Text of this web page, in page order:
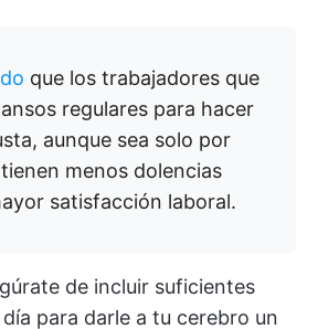
que los trabajadores que
regulares para hacer
aunque sea solo por
menos dolencias
satisfacción laboral.
de incluir suficientes
para darle a tu cerebro un